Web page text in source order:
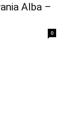
Alba –
0